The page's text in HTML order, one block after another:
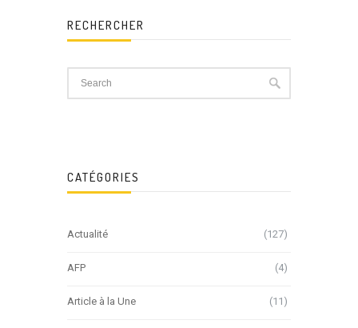
RECHERCHER
CATÉGORIES
Actualité (127)
AFP (4)
Article à la Une (11)